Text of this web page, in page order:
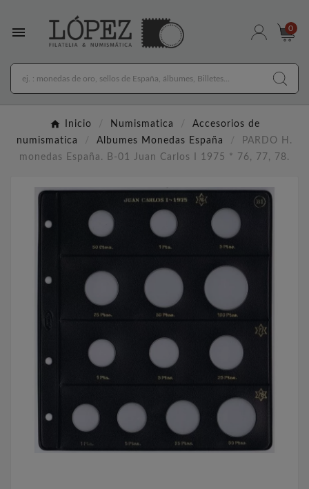
 0
Inicio Numismatica
Accesorios de
numismatica
Albumes Monedas España
PARDO H.
monedas España. B-01 Juan Carlos I 1975 * 76, 77, 78.